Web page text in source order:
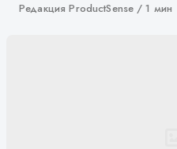
Автор
Редакция ProductSense 1 мин